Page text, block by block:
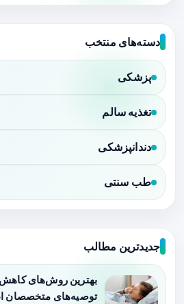
دسته‌های منتخب
پزشکی
تغذیه سالم
دندانپزشکی
طب سنتی
جدیدترین مطالب
بهترین روش‌های کاهش
توصیه‌های متخصصان